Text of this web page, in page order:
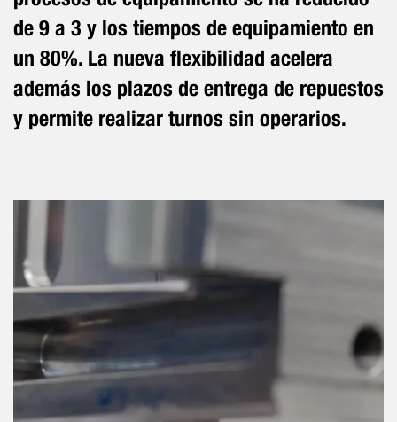
de 9 a 3 y los tiempos de equipamiento en
un 80%. La nueva flexibilidad acelera
además los plazos de entrega de repuestos
y permite realizar turnos sin operarios.